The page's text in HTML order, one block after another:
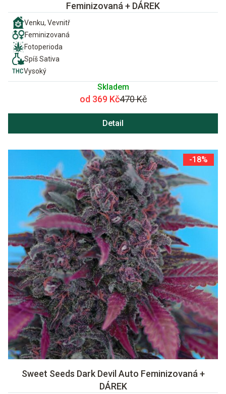
Feminizovaná + DÁREK
Venku, Vevnitř
Feminizovaná
Fotoperioda
Spíš Sativa
Vysoký
Skladem
od 369 Kč470 Kč
Detail
-18%
Sweet Seeds Dark Devil Auto Feminizovaná +
DÁREK